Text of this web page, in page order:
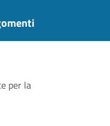
per la